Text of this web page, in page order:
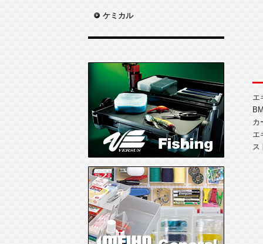
ケミカル
エ
カ
エ
ス